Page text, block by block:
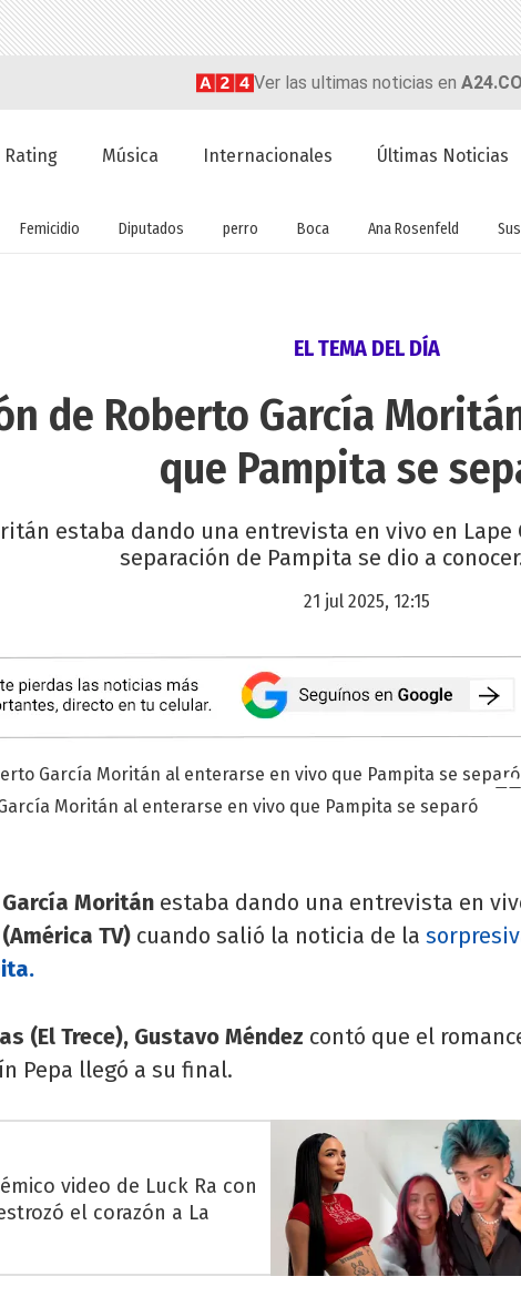
Ver las ultimas noticias en
Rating Música Internacionales Últimas Noticias
Femicidio Diputados perro Boca Ana Rosenfeld
EL TEMA DEL DÍA
de Roberto García
que Pampita se
estaba dando una entrevista en vivo en
separación de Pampita se dio a
21 jul 2025, 12:15
Moritán al enterarse en vivo que Pampita se separó
Moritán estaba dando una entrevista en
TV) cuando salió la noticia de la
(El Trece), Gustavo Méndez contó que el
Pepa llegó a su final.
video de Luck Ra con
el corazón a La